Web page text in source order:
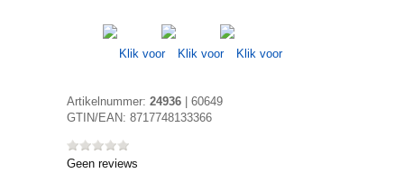
Artikelnummer: 24936
60649
GTIN/EAN: 8717748133366
Geen reviews